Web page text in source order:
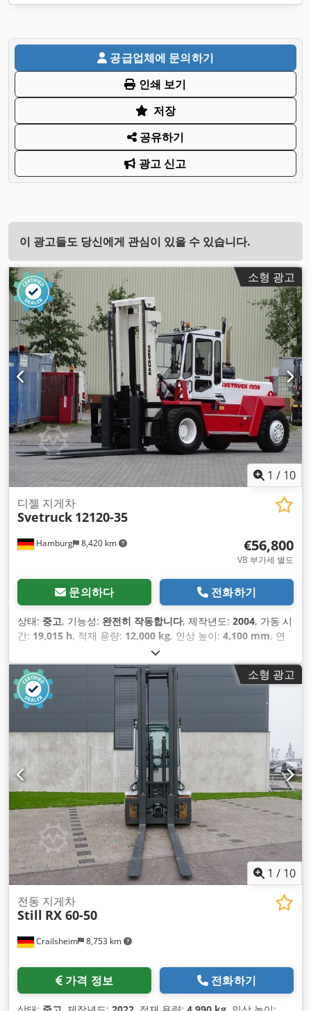
공급업체에 문의하기
인쇄 보기
저장
공유하기
광고 신고
이 광고들도 당신에게 관심이 있을 수 있습니다.
소형 광고
1 / 10
Hamburg 8,420 km
디젤 지게차
Svetruck 12120-35
€56,800
VB 부가세 별도
문의하다 전화하기
상태: 중고, 기능성: 완전히 작동합니다, 제작년도: 2004, 가동 시
간: 19,015 h, 적재 용량: 12,000 kg, 인상 높이: 4,100 mm, 연
심플렉스
크 캐리지 폭:3,320 mm, 포크 길이:1,900 mm, 공차 중량:
22,000 kg
5,200 mm, 구동 방식: Diesel , 건설 폭:
5,200 mm
소형 광고
1 / 10
Crailsheim 8,753 km
전동 지게차
Still RX 60-50
가격 정보 전화하기